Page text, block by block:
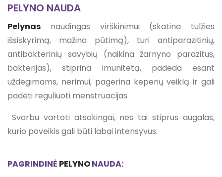
PELYNO NAUDA
Pelynas
naudingas virškinimui (skatina tulžies
išsiskyrimą, mažina pūtimą), turi antiparazitinių,
antibakterinių savybių (naikina žarnyno parazitus,
bakterijas), stiprina imunitetą, padeda esant
uždegimams, nerimui, pagerina kepenų veiklą ir gali
padėti reguliuoti menstruacijas.
Svarbu vartoti atsakingai, nes tai stiprus augalas,
kurio poveikis gali būti labai intensyvus.
PAGRINDINĖ PELYNONAUDA: